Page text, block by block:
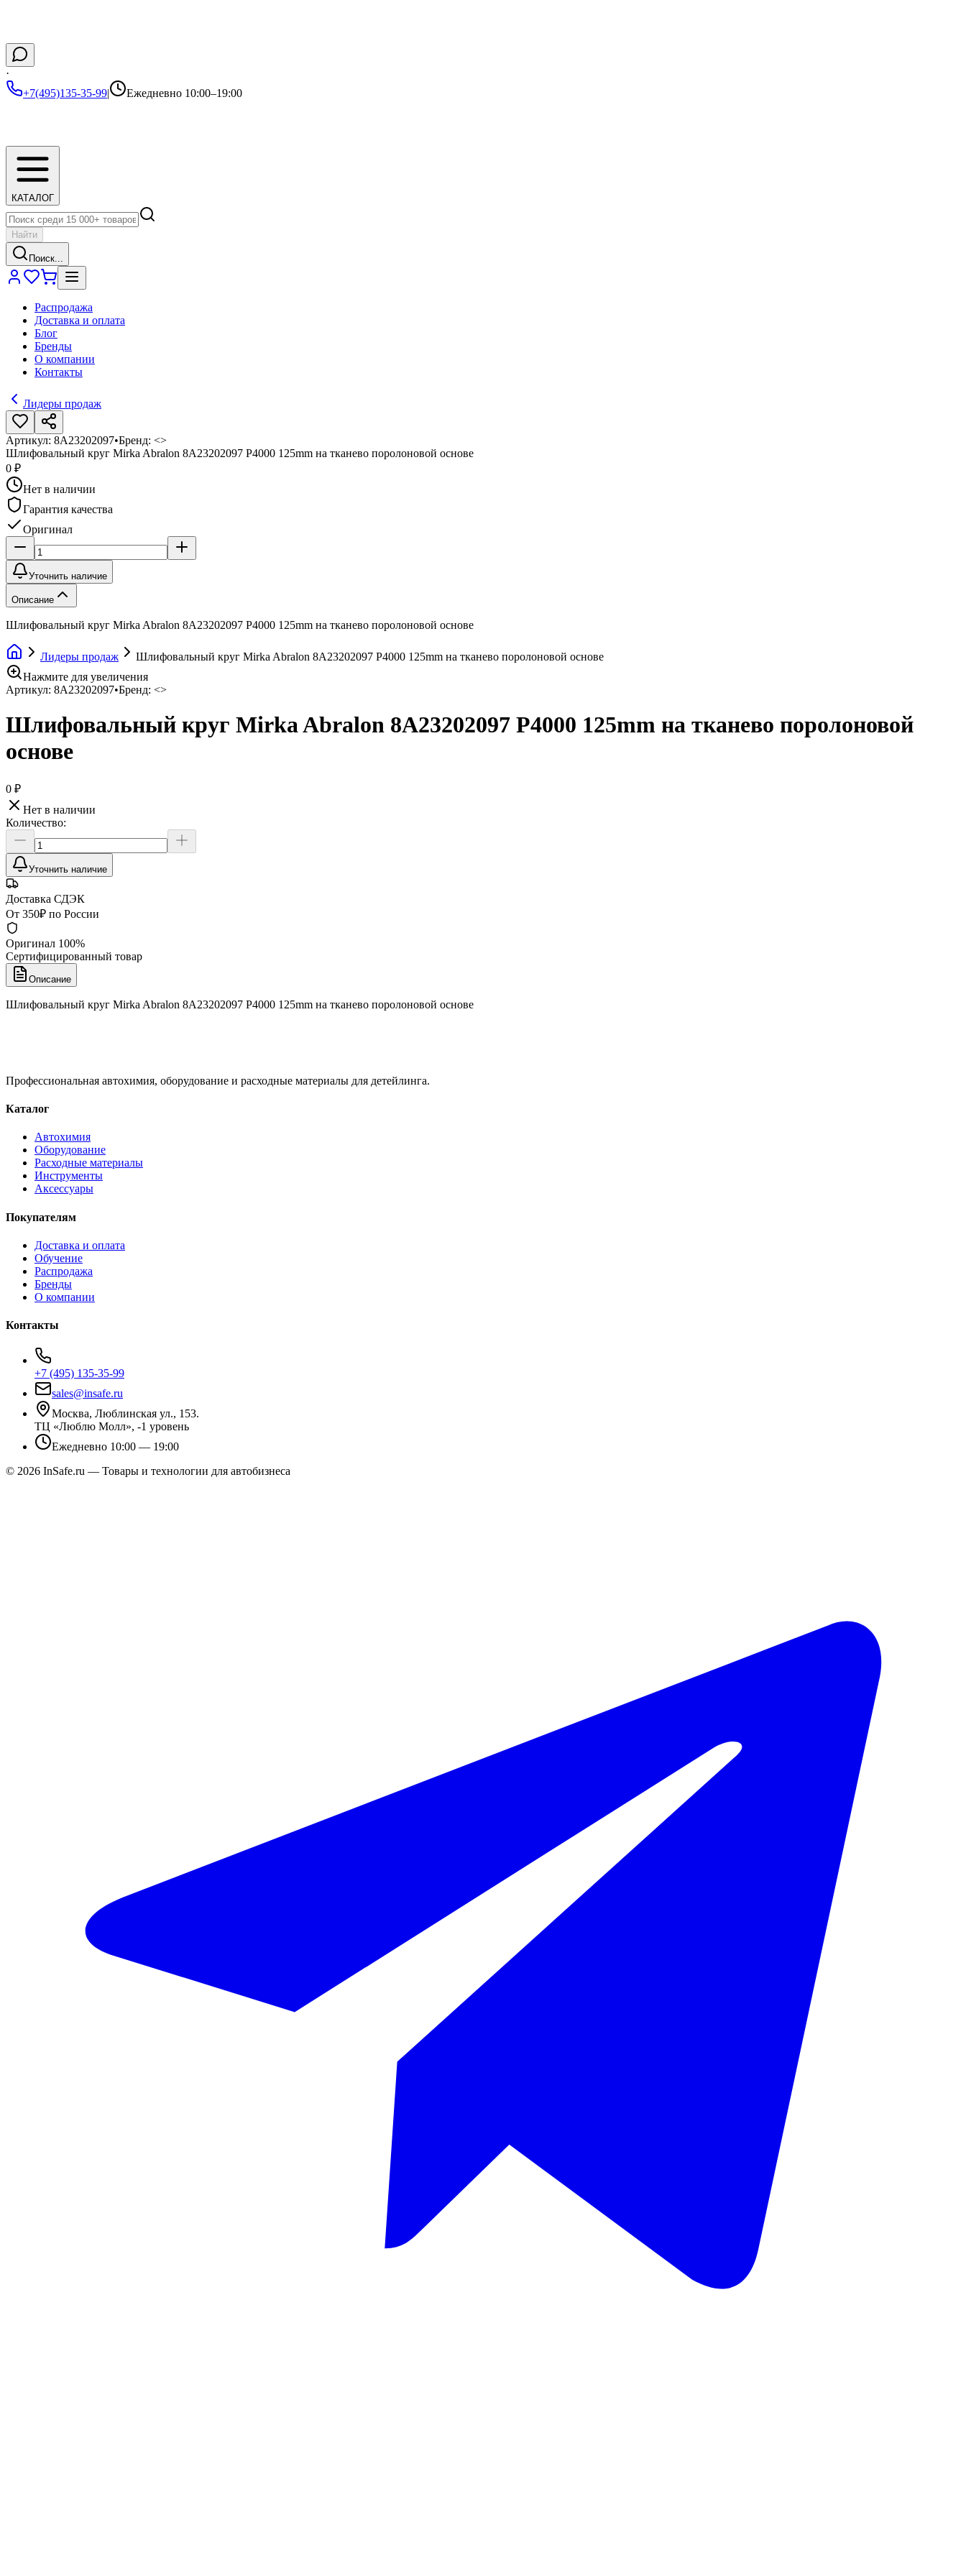
·
+7(495)135-35-99| Ежедневно 10:00–19:00
КАТАЛОГ
Найти
Поиск...
Распродажа
Доставка и оплата
Блог
Бренды
О компании
Контакты
Лидеры продаж
Артикул: 8A23202097•Бренд: <>
Шлифовальный круг Mirka Abralon 8A23202097 P4000 125mm на тканево поролоновой основе
0 ₽
Нет в наличии
Гарантия качества
Оригинал
Уточнить наличие
Описание
Шлифовальный круг Mirka Abralon 8A23202097 P4000 125mm на тканево поролоновой основе
Лидеры продаж
Шлифовальный круг Mirka Abralon 8A23202097 P4000 125mm на тканево поролоновой основе
Нажмите для увеличения
Артикул: 8A23202097•Бренд: <>
Шлифовальный круг Mirka Abralon 8A23202097 P4000 125mm на тканево поролоновой
основе
0 ₽
Нет в наличии
Количество:
Уточнить наличие
Доставка СДЭК
От 350₽ по России
Оригинал 100%
Сертифицированный товар
Описание
Шлифовальный круг Mirka Abralon 8A23202097 P4000 125mm на тканево поролоновой основе
Профессиональная автохимия, оборудование и расходные материалы для детейлинга.
Каталог
Автохимия
Оборудование
Расходные материалы
Инструменты
Аксессуары
Покупателям
Доставка и оплата
Обучение
Распродажа
Бренды
О компании
Контакты
+7 (495) 135-35-99
sales@insafe.ru
Москва, Люблинская ул., 153.
ТЦ «Люблю Молл», -1 уровень
Ежедневно 10:00 — 19:00
© 2026 InSafe.ru — Товары и технологии для автобизнеса